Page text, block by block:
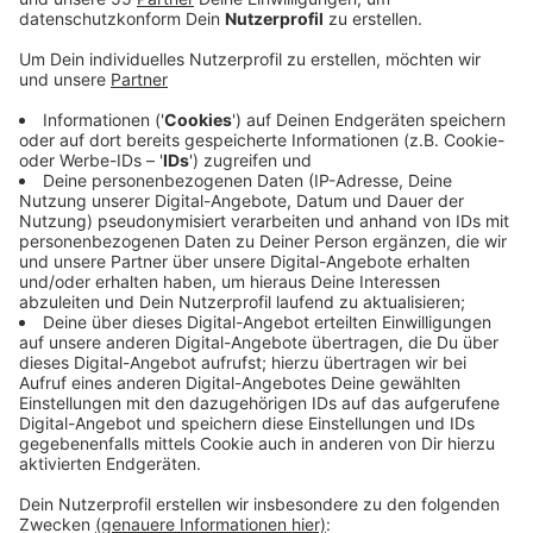
Anzeige
Dabei werden Abwehrzellen aus dem Blut entnommen,
im Labor so verändert, dass sie Krebszellen besser
erkennen, und dann wieder zurückgegeben. Die
Methode ist ähnlich wie eine Therapie, die bei
manchen Blutkrebserkrankungen schon funktioniert -
bei Tumoren wie Bauchspeicheldrüsenkrebs ist das
aber viel schwieriger. Die Behandlung wird zunächst in
einer Studie getestet, vor allem auf Sicherheit und
richtige Dosierung. Nicht alle Patienten kommen dafür
infrage, weil der Tumor bestimmte genetische
Merkmale haben muss. Ob die Therapie beim ersten
Patienten hilft, soll sich frühestens in einigen Monaten
zeigen, berichtet die Tageszeitung "De Gelderlander".